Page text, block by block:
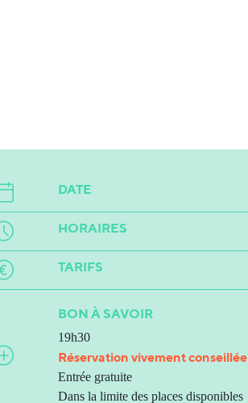
DATE
HORAIRES
TARIFS
BON À SAVOIR
19h30
Réservation vivement conseillée
Entrée gratuite
Dans la limite des places disponibles